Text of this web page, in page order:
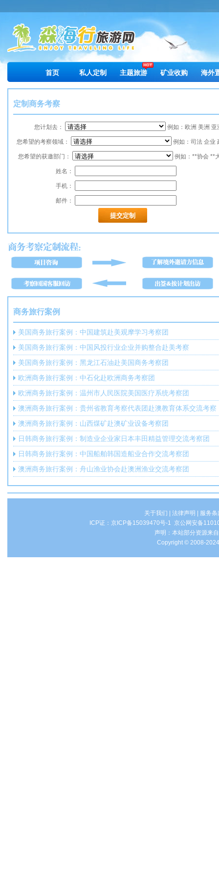
首页 私人定制 主题旅游 矿业收购 海外
定制商务考察
您计划去： 例如：欧洲 美洲 亚
您希望的考察领域： 例如：司法 企业
您希望的获邀部门： 例如：**协会 **
姓名：
手机：
邮件：
商务旅行案例
美国商务旅行案例：中国建筑赴美观摩学习考察团
美国商务旅行案例：中国风投行业企业并购整合赴美考察
美国商务旅行案例：黑龙江石油赴美国商务考察团
欧洲商务旅行案例：中石化赴欧洲商务考察团
欧洲商务旅行案例：温州市人民医院美国医疗系统考察团
澳洲商务旅行案例：贵州省教育考察代表团赴澳教育体系交流考察
澳洲商务旅行案例：山西煤矿赴澳矿业设备考察团
日韩商务旅行案例：制造业企业家日本丰田精益管理交流考察团
日韩商务旅行案例：中国船舶韩国造船业合作交流考察团
澳洲商务旅行案例：舟山渔业协会赴澳洲渔业交流考察团
关于我们 法律声明
服务条
ICP证： 京ICP备15039470号-1 京公网安备
声明：本站部分资源来
Copyright © 2008-